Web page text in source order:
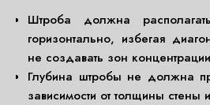
Штроба должна
горизонтально, избегая
не создавать зон
Глубина штробы не должна
зависимости от толщины стены